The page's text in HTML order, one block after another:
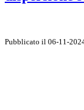
Pubblicato il 06-11-